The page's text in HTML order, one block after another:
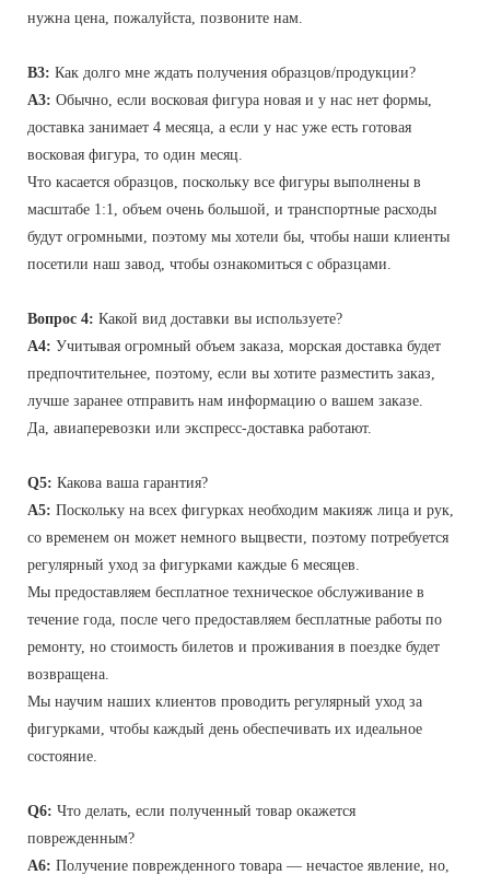
нужна цена, пожалуйста, позвоните нам.
В3: Как долго мне ждать получения образцов/продукции?
A3: Обычно, если восковая фигура новая и у нас нет формы,
доставка занимает 4 месяца, а если у нас уже есть готовая
восковая фигура, то один месяц.
Что касается образцов, поскольку все фигуры выполнены в
масштабе 1:1, объем очень большой, и транспортные расходы
будут огромными, поэтому мы хотели бы, чтобы наши клиенты
посетили наш завод, чтобы ознакомиться с образцами.
Вопрос 4: Какой вид доставки вы используете?
A4: Учитывая огромный объем заказа, морская доставка будет
предпочтительнее, поэтому, если вы хотите разместить заказ,
лучше заранее отправить нам информацию о вашем заказе.
Да, авиаперевозки или экспресс-доставка работают.
Q5: Какова ваша гарантия?
A5: Поскольку на всех фигурках необходим макияж лица и рук,
со временем он может немного выцвести, поэтому потребуется
регулярный уход за фигурками каждые 6 месяцев.
Мы предоставляем бесплатное техническое обслуживание в
течение года, после чего предоставляем бесплатные работы по
ремонту, но стоимость билетов и проживания в поездке будет
возвращена.
Мы научим наших клиентов проводить регулярный уход за
фигурками, чтобы каждый день обеспечивать их идеальное
состояние.
Q6: Что делать, если полученный товар окажется
поврежденным?
A6: Получение поврежденного товара — нечастое явление, но,